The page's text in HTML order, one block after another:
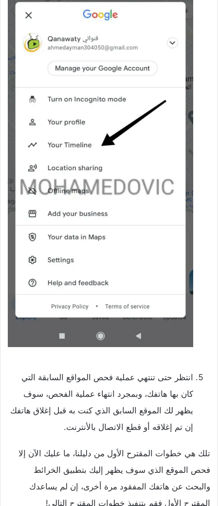
انتظر حتى تنتهي عملية فحص المواقع السابقة التي
كان بها هاتفك، وبمجرد انتهاء عملية الفحص، سوف
يظهر لك الموقع السابق الذي كنت به قبل إغلاق هاتفك
إن تم إغلاقه أو قطع الاتصال بالأنترنت.
تلك هي خطوات المقترح الأول من دليلنا، ما عليك الآن إلا
فحص الموقع الذي سوف يظهر إليك بتطبيق الخرائط
والبحث عن هاتفك المفقود مرة أخرى، إن لم يساعدك
المقترح الأول فقم بتنفيذ خطوات المقترح التالي!